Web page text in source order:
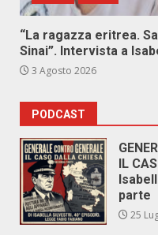
“La ragazza eritrea.
Sinai”. Intervista a
3 Agosto 2026
PODCAST
IL
parte
25